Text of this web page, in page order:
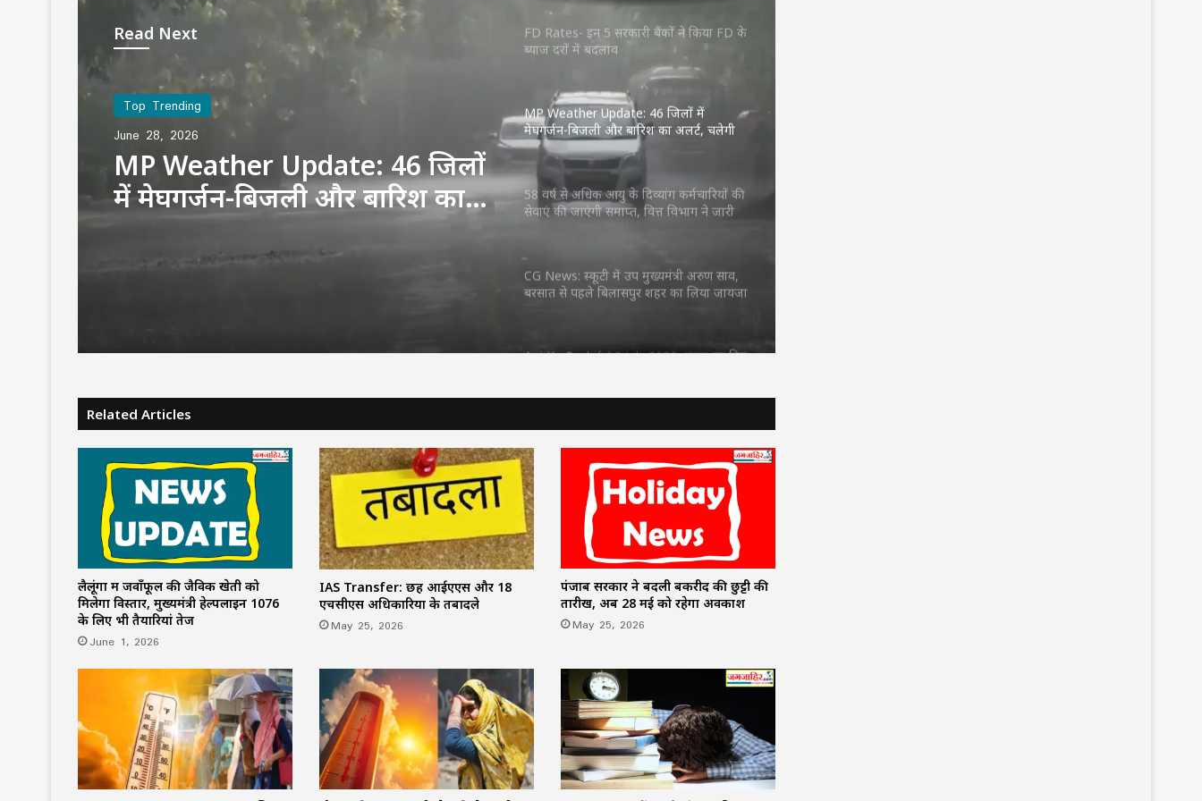
Read Next
Top Trending
June 28, 2026
MP Weather Update: 46 जिलों
में मेघगर्जन-बिजली और बारिश का
अलर्ट, चलेगी तेज हवा, पूरे हफ्ते
जारी रहेगा वर्षा का दौर
FD Rates- इन 5 सरकारी बैंकों ने किया FD के
ब्याज दरों में बदलाव
MP Weather Update: 46 जिलों में
मेघगर्जन-बिजली और बारिश का अलर्ट, चलेगी
तेज हवा, पूरे हफ्ते जारी रहेगा वर्षा का दौर
58 वर्ष से अधिक आयु के दिव्यांग कर्मचारियों की
सेवाएं की जाएंगी समाप्त, वित्त विभाग ने जारी
CG News: स्कूटी में उप मुख्यमंत्री अरुण साव,
बरसात से पहले बिलासपुर शहर का लिया जायजा
Aaj Ka Rashifal 3 July 2026: शुक्रवार का दिन
ब्याज दरों में बदलाव
MP Weather Update: 46 जिलों में
मेघगर्जन-बिजली और बारिश का अलर्ट, चलेगी
तेज हवा, पूरे हफ्ते जारी रहेगा वर्षा का दौर
58 वर्ष से अधिक आयु के दिव्यांग कर्मचारियों की
सेवाएं की जाएंगी समाप्त, वित्त विभाग ने जारी
किया आदेश
CG News: स्कूटी में उप मुख्यमंत्री अरुण साव,
बरसात से पहले बिलासपुर शहर का लिया जायजा
Related Articles
लैलूंगा में जवाँफूल की जैविक खेती को
मिलेगा विस्तार, मुख्यमंत्री हेल्पलाइन 1076
के लिए भी तैयारियां तेज
June 1, 2026
IAS Transfer: छह आईएएस और 18
एचसीएस अधिकारियों के तबादले
May 25, 2026
पंजाब सरकार ने बदली बकरीद की छुट्टी की
तारीख, अब 28 मई को रहेगा अवकाश
May 25, 2026